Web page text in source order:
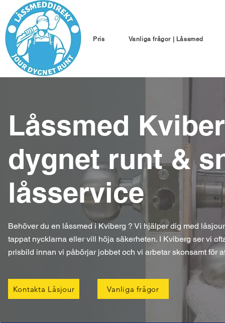
Pris Vanliga frågor | Låssmed
Låssmed
dygnet runt &
låsservice
Behöver du en låssmed i Kviberg ? Vi hjälper dig med
tappat nycklarna eller vill höja säkerheten. I Kviberg ser vi
prisbild innan vi påbörjar jobbet och vi arbetar skonsamt för
Kontakta Låsjour Vanliga frågor